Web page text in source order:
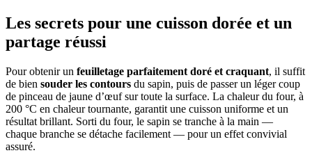
Les secrets pour une cuisson dorée et un
partage réussi
Pour obtenir un feuilletage parfaitement doré et craquant, il suffit
de bien souder les contours du sapin, puis de passer un léger coup
de pinceau de jaune d’œuf sur toute la surface. La chaleur du four, à
200 °C en chaleur tournante, garantit une cuisson uniforme et un
résultat brillant. Sorti du four, le sapin se tranche à la main —
chaque branche se détache facilement — pour un effet convivial
assuré.